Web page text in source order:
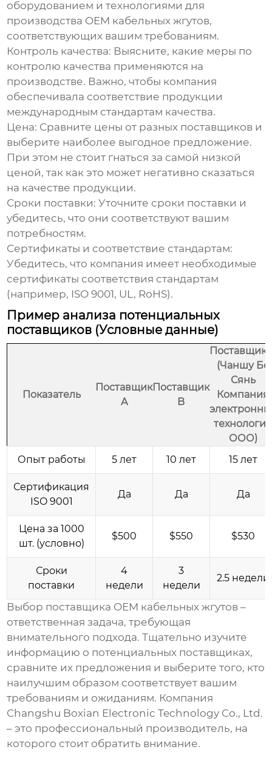
оборудованием и технологиями для
производства OEM кабельных жгутов,
соответствующих вашим требованиям.
Контроль качества: Выясните, какие меры по
контролю качества применяются на
производстве. Важно, чтобы компания
обеспечивала соответствие продукции
международным стандартам качества.
Цена: Сравните цены от разных поставщиков и
выберите наиболее выгодное предложение.
При этом не стоит гнаться за самой низкой
ценой, так как это может негативно сказаться
на качестве продукции.
Сроки поставки: Уточните сроки поставки и
убедитесь, что они соответствуют вашим
потребностям.
Сертификаты и соответствие стандартам:
Убедитесь, что компания имеет необходимые
сертификаты соответствия стандартам
(например, ISO 9001, UL, RoHS).
Пример анализа потенциальных
поставщиков (Условные данные)
Показатель
Поставщик
A
Поставщик
B
Поставщик
(Чаншу Бо
Сянь
Компания
технологий
ООО)
Опыт работы
5 лет 10 лет 15 лет
Сертификация
ISO 9001
Да Да Да
Цена за 1000
шт. (условно)
$500 $550 $530
Сроки
поставки
4
недели
3
недели
2.5 недели
Выбор поставщика OEM кабельных жгутов –
ответственная задача, требующая
внимательного подхода. Тщательно изучите
информацию о потенциальных поставщиках,
сравните их предложения и выберите того, кто
наилучшим образом соответствует вашим
требованиям и ожиданиям. Компания
Changshu Boxian Electronic Technology Co., Ltd.
– это профессиональный производитель, на
которого стоит обратить внимание.